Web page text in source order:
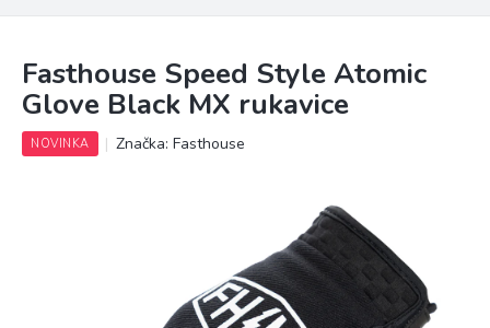
Fasthouse Speed Style Atomic
Glove Black MX rukavice
NOVINKA Značka:Fasthouse